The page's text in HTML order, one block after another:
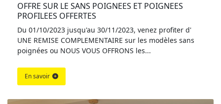
OFFRE SUR LE SANS POIGNEES ET POIGNEES
PROFILEES OFFERTES
Du 01/10/2023 jusqu'au 30/11/2023, venez profiter d'
UNE REMISE COMPLEMENTAIRE sur les modèles sans
poignées ou NOUS VOUS OFFRONS les...
En savoir